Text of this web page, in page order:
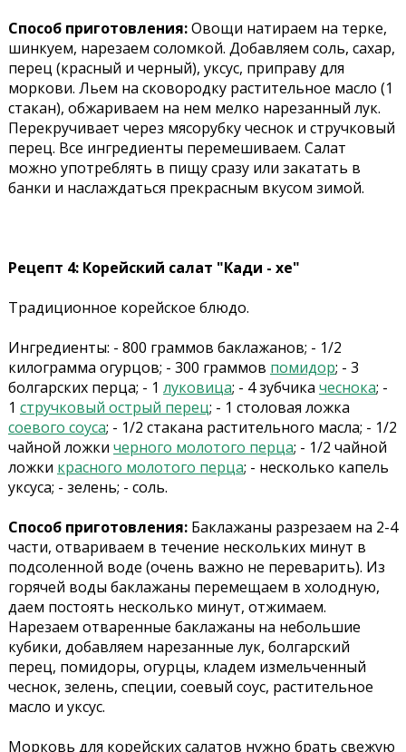
Способ приготовления:Овощи натираем на терке,
шинкуем, нарезаем соломкой. Добавляем соль, сахар,
перец (красный и черный), уксус, приправу для
моркови. Льем на сковородку растительное масло (1
стакан), обжариваем на нем мелко нарезанный лук.
Перекручивает через мясорубку чеснок и стручковый
перец. Все ингредиенты перемешиваем. Салат
можно употреблять в пищу сразу или закатать в
банки и наслаждаться прекрасным вкусом зимой.
Рецепт 4: Корейский салат "Кади - хе"
Традиционное корейское блюдо.
Ингредиенты: - 800 граммов баклажанов; - 1/2
килограмма огурцов; - 300 граммов помидор; - 3
болгарских перца; - 1 луковица; - 4 зубчика чеснока; -
1 стручковый острый перец; - 1 столовая ложка
соевого соуса; - 1/2 стакана растительного масла; - 1/2
чайной ложки черного молотого перца; - 1/2 чайной
ложки красного молотого перца; - несколько капель
уксуса; - зелень; - соль.
Способ приготовления: Баклажаны разрезаем на 2-4
части, отвариваем в течение нескольких минут в
подсоленной воде (очень важно не переварить). Из
горячей воды баклажаны перемещаем в холодную,
даем постоять несколько минут, отжимаем.
Нарезаем отваренные баклажаны на небольшие
кубики, добавляем нарезанные лук, болгарский
перец, помидоры, огурцы, кладем измельченный
чеснок, зелень, специи, соевый соус, растительное
масло и уксус.
Морковь для корейских салатов нужно брать свежую